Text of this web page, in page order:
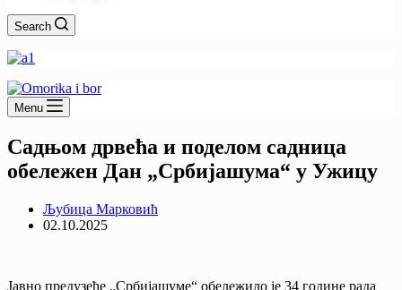
Search
Menu
Садњом дрвећа и поделом садница
обележен Дан „Србијашума“ у Ужицу
Љубица Марковић
02.10.2025
Јавно предузеће „Србијашуме“ обележило је 34 године рада